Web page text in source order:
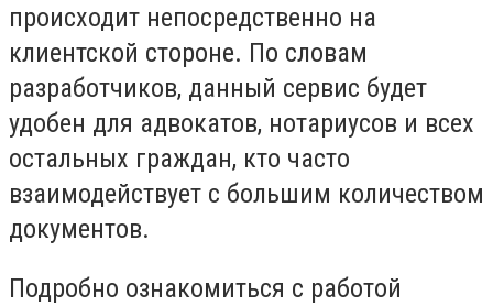
происходит непосредственно на
клиентской стороне. По словам
разработчиков, данный сервис будет
удобен для адвокатов, нотариусов и всех
остальных граждан, кто часто
взаимодействует с большим количеством
документов.
Подробно ознакомиться с работой